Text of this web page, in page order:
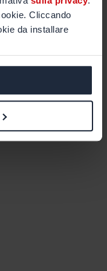
Cliccando
da installare